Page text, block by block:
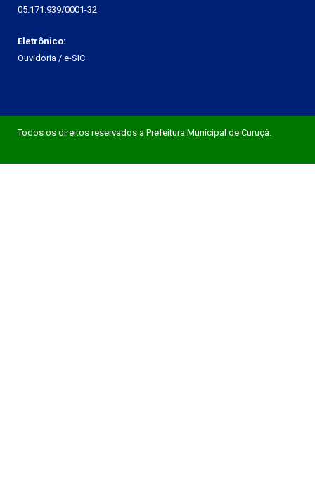
05.171.939/0001-32
Eletrônico:
Ouvidoria / e-SIC
Todos os direitos reservados a Prefeitura Municipal de Curuçá.